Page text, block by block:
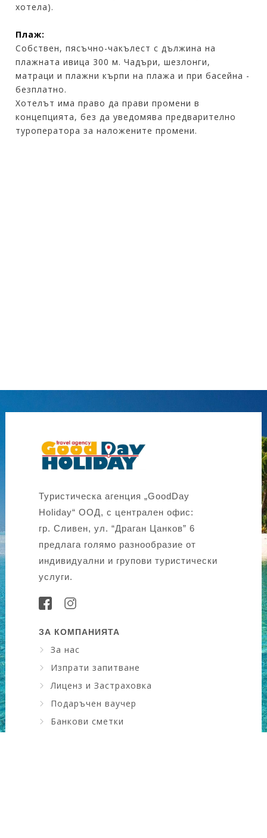
хотела).
Плаж:
Собствен, пясъчно-чакълест с дължина на
плажната ивица 300 м. Чадъри, шезлонги,
матраци и плажни кърпи на плажа и при басейна -
безплатно.
Хотелът има право да прави промени в
концепцията, без да уведомява предварително
туроператора за наложените промени.
Туристическа агенция „GoodDay
Holiday“ ООД, с централен офис:
гр. Сливен, ул. “Драган Цанков” 6
предлага голямо разнообразие от
индивидуални и групови туристически
услуги.
ЗА КОМПАНИЯТА
За нас
Изпрати запитване
Лиценз и Застраховка
Подаръчен ваучер
Банкови сметки